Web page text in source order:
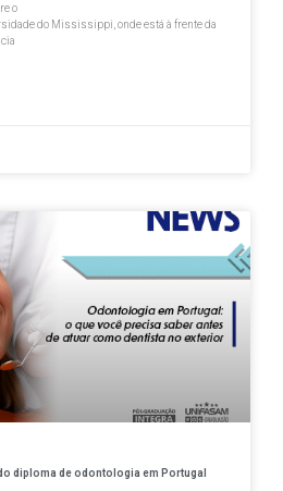
o
do Mississippi, onde está à frente da
diploma de odontologia em Portugal